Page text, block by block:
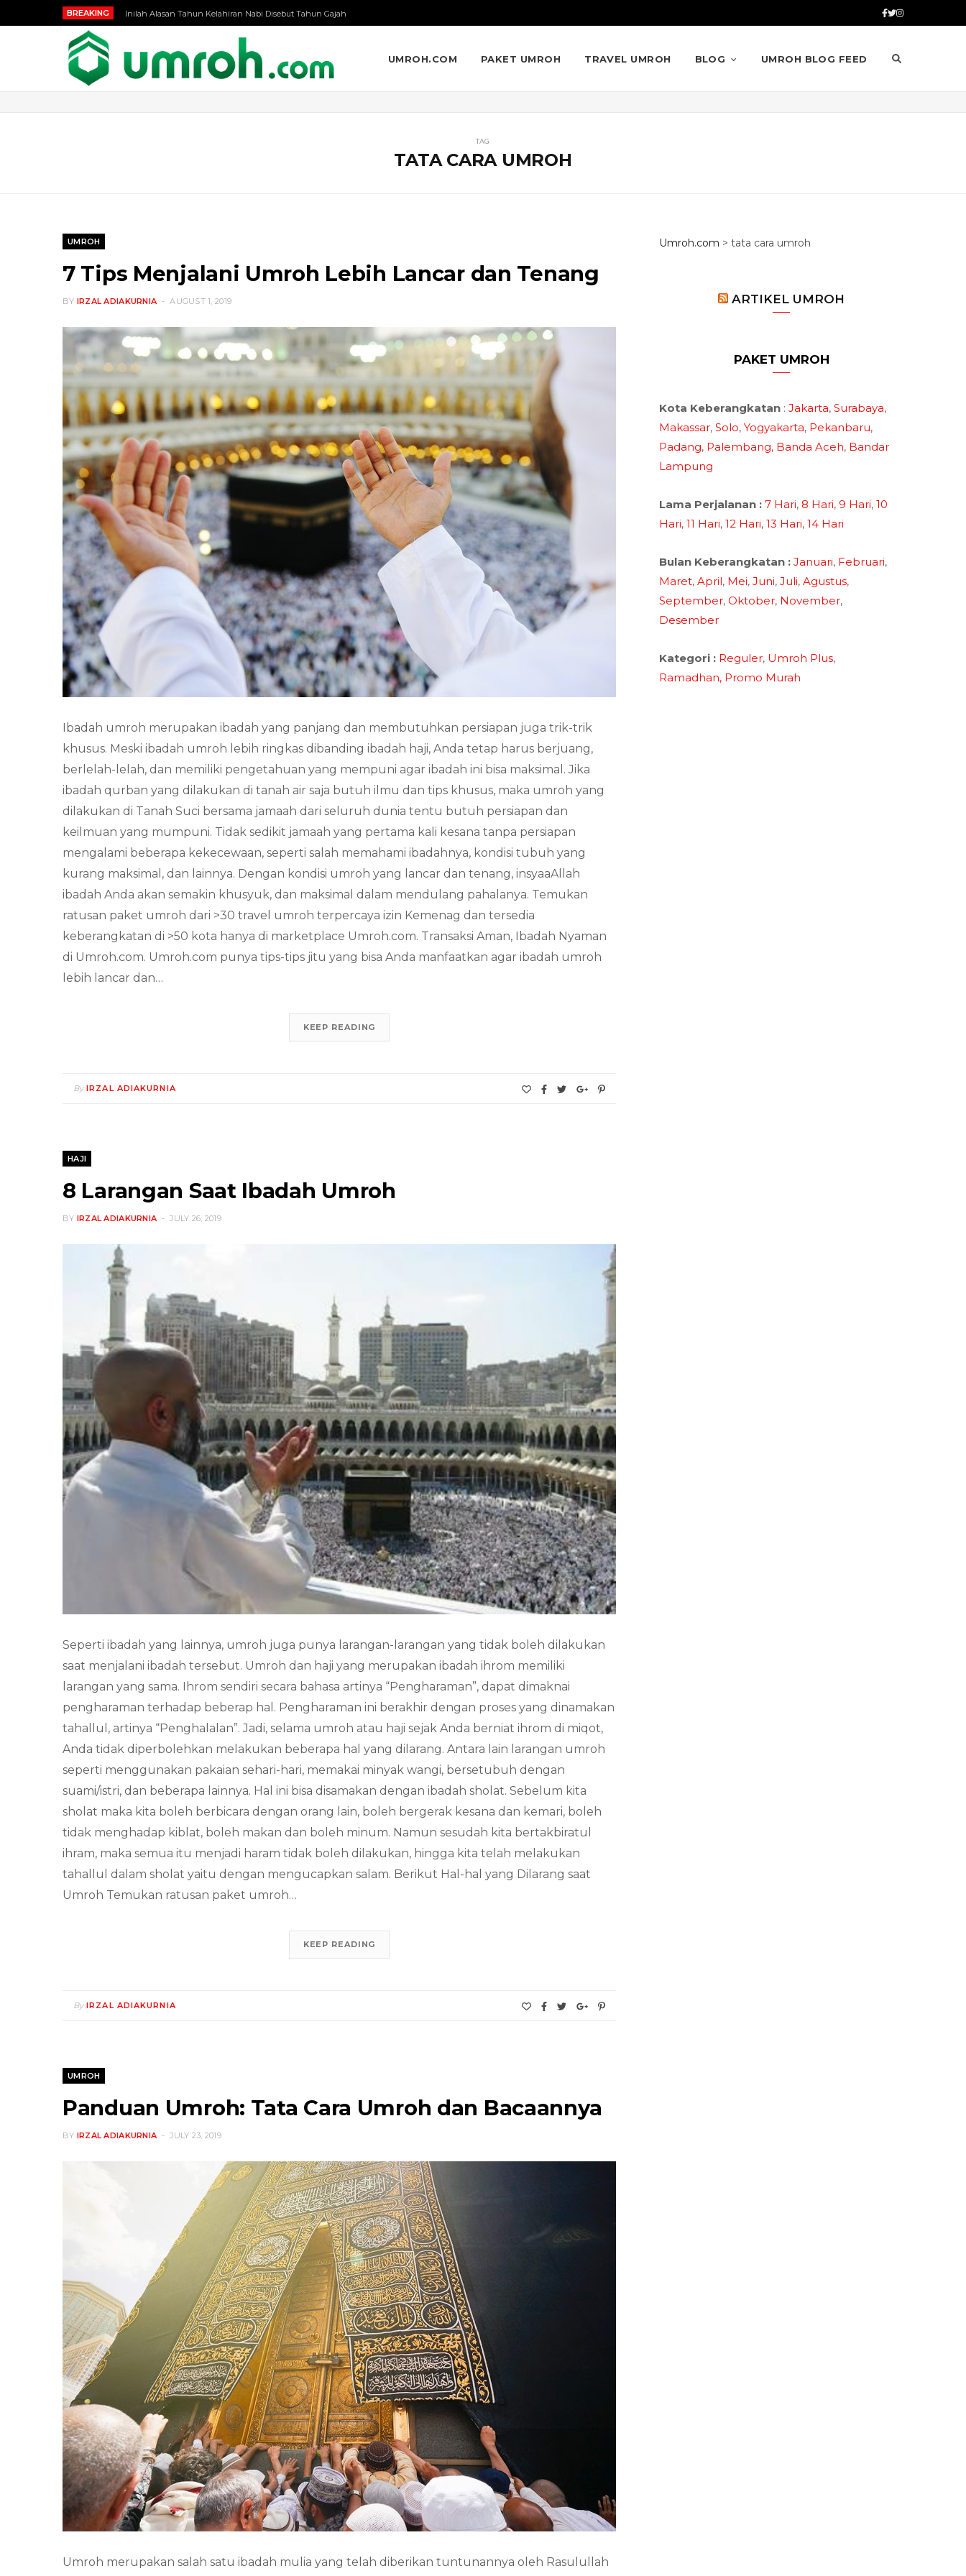
BREAKING Inilah Alasan Tahun Kelahiran Nabi Disebut Tahun Gajah
UMROH.COM PAKET UMROH TRAVEL UMROH BLOG UMROH BLOG FEED
TAG
TATA CARA UMROH
UMROH
7 Tips Menjalani Umroh Lebih Lancar dan Tenang
BY IRZAL ADIAKURNIA AUGUST 1, 2019
Ibadah umroh merupakan ibadah yang panjang dan membutuhkan persiapan juga trik-trik
khusus. Meski ibadah umroh lebih ringkas dibanding ibadah haji, Anda tetap harus berjuang,
berlelah-lelah, dan memiliki pengetahuan yang mempuni agar ibadah ini bisa maksimal. Jika
ibadah qurban yang dilakukan di tanah air saja butuh ilmu dan tips khusus, maka umroh yang
dilakukan di Tanah Suci bersama jamaah dari seluruh dunia tentu butuh persiapan dan
keilmuan yang mumpuni. Tidak sedikit jamaah yang pertama kali kesana tanpa persiapan
mengalami beberapa kekecewaan, seperti salah memahami ibadahnya, kondisi tubuh yang
kurang maksimal, dan lainnya. Dengan kondisi umroh yang lancar dan tenang, insyaaAllah
ibadah Anda akan semakin khusyuk, dan maksimal dalam mendulang pahalanya. Temukan
ratusan paket umroh dari >30 travel umroh terpercaya izin Kemenag dan tersedia
keberangkatan di >50 kota hanya di marketplace Umroh.com. Transaksi Aman, Ibadah Nyaman
di Umroh.com. Umroh.com punya tips-tips jitu yang bisa Anda manfaatkan agar ibadah umroh
lebih lancar dan…
KEEP READING
By IRZAL ADIAKURNIA
HAJI
8 Larangan Saat Ibadah Umroh
BY IRZAL ADIAKURNIA JULY 26, 2019
Seperti ibadah yang lainnya, umroh juga punya larangan-larangan yang tidak boleh dilakukan
saat menjalani ibadah tersebut. Umroh dan haji yang merupakan ibadah ihrom memiliki
larangan yang sama. Ihrom sendiri secara bahasa artinya “Pengharaman”, dapat dimaknai
pengharaman terhadap beberap hal. Pengharaman ini berakhir dengan proses yang dinamakan
tahallul, artinya “Penghalalan”. Jadi, selama umroh atau haji sejak Anda berniat ihrom di miqot,
Anda tidak diperbolehkan melakukan beberapa hal yang dilarang. Antara lain larangan umroh
seperti menggunakan pakaian sehari-hari, memakai minyak wangi, bersetubuh dengan
suami/istri, dan beberapa lainnya. Hal ini bisa disamakan dengan ibadah sholat. Sebelum kita
sholat maka kita boleh berbicara dengan orang lain, boleh bergerak kesana dan kemari, boleh
tidak menghadap kiblat, boleh makan dan boleh minum. Namun sesudah kita bertakbiratul
ihram, maka semua itu menjadi haram tidak boleh dilakukan, hingga kita telah melakukan
tahallul dalam sholat yaitu dengan mengucapkan salam. Berikut Hal-hal yang Dilarang saat
Umroh Temukan ratusan paket umroh…
KEEP READING
By IRZAL ADIAKURNIA
UMROH
Panduan Umroh: Tata Cara Umroh dan Bacaannya
BY IRZAL ADIAKURNIA JULY 23, 2019
Umroh merupakan salah satu ibadah mulia yang telah diberikan tuntunannya oleh Rasulullah
Umroh.com > tata cara umroh
ARTIKEL UMROH
PAKET UMROH
Kota Keberangkatan : Jakarta, Surabaya,
Makassar, Solo, Yogyakarta, Pekanbaru,
Padang, Palembang, Banda Aceh, Bandar
Lampung
Lama Perjalanan : 7 Hari, 8 Hari, 9 Hari, 10
Hari, 11 Hari, 12 Hari, 13 Hari, 14 Hari
Bulan Keberangkatan : Januari, Februari,
Maret, April, Mei, Juni, Juli, Agustus,
September, Oktober, November,
Desember
Kategori : Reguler, Umroh Plus,
Ramadhan, Promo Murah